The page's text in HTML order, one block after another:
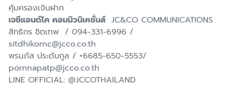
คุ้มครองเงินฝาก
เจซีแอนด์โค คอมมิวนิเคชั่นส์ JC&CO COMMUNICATIONS
สิทธิกร ชิตเทพ / 094-331-6996 /
sitdhikornc@jcco.co.th
พรนภัส ประดับกูล / +6685-650-5553/
pornnapatp@jcco.co.th
LINE OFFICIAL: @JCCOTHAILAND